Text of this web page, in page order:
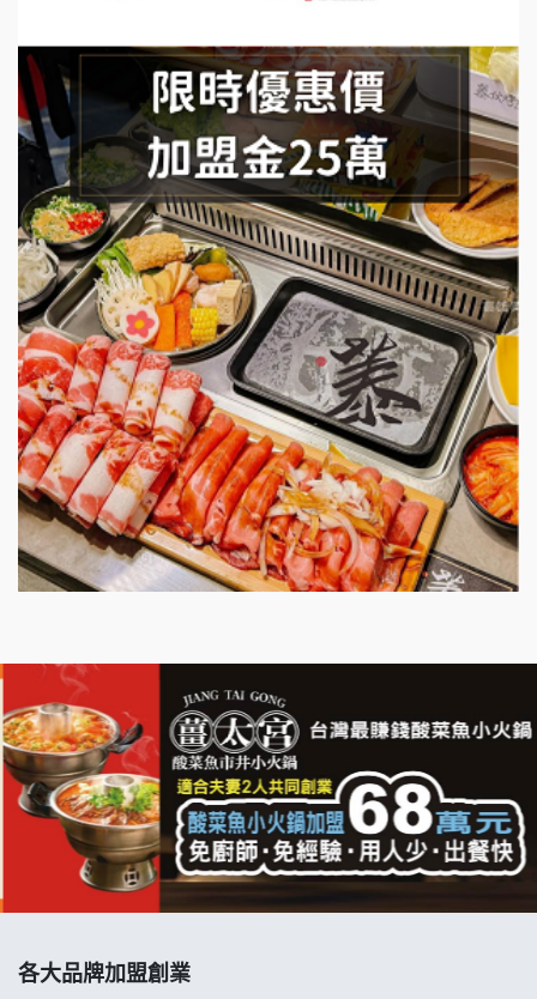
手作功夫茶加盟說明會
SHARE TEA歇腳亭加盟說明會
潮味決-湯滷專門店加盟說明會
鬍子茶加盟說明會
鮮茶道加盟說明會
微風亭鐵板燒加盟說明會
漫步藍咖啡加盟說明會
明石章魚燒加盟說明會
出櫃加盟說明會
千香漢堡加盟說明會
拉亞漢堡加盟說明會
杜芳子古味茶鋪加盟說明會
優握握×酸奶大獅加盟說明會
冬城門加盟說明會
各大品牌加盟創業